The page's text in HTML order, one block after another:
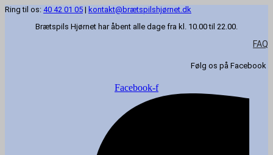
Ring til os: 40 42 01 05 | kontakt@brætspilshjørnet.dk
Brætspils Hjørnet har åbent alle dage fra kl. 10.00 til 22.00.
FAQ
Følg os på Facebook
Facebook-f